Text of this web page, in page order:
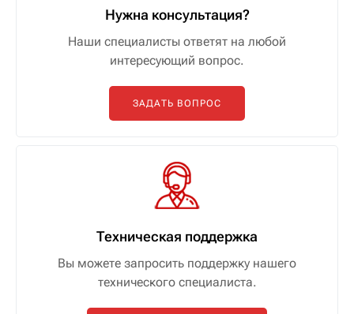
Нужна консультация?
Наши специалисты ответят на любой
интересующий вопрос.
ЗАДАТЬ ВОПРОС
Техническая поддержка
Вы можете запросить поддержку нашего
технического специалиста.